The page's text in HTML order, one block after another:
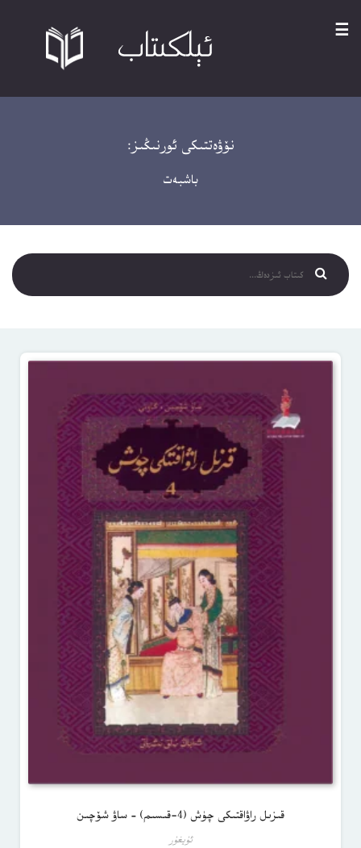
☰
نۆۋەتتىكى ئورنىڭىز:
باشبەت
قىزىل راۋاقتىكى چۈش (4-قىسىم) – ساۋ شۆچىن
ئۇيغۇر